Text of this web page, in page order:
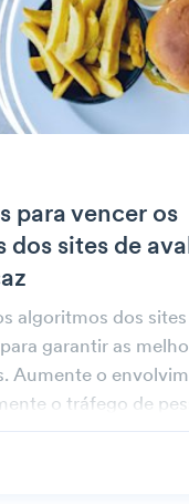
para vencer os
dos sites de
algoritmos dos
garantir as
Aumente o
o tráfego de
sua presença online.